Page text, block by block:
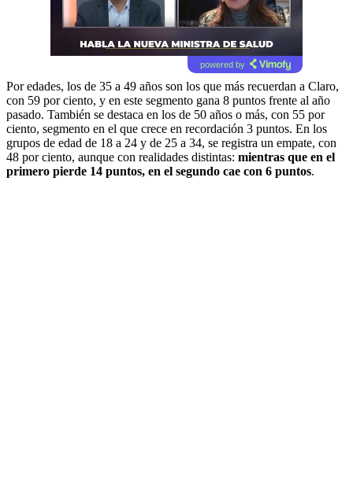
powered by
Por edades, los de 35 a 49 años son los que más recuerdan a Claro,
con 59 por ciento, y en este segmento gana 8 puntos frente al año
pasado. También se destaca en los de 50 años o más, con 55 por
ciento, segmento en el que crece en recordación 3 puntos. En los
grupos de edad de 18 a 24 y de 25 a 34, se registra un empate, con
48 por ciento, aunque con realidades distintas: mientras que en el
primero pierde 14 puntos, en el segundo cae con 6 puntos.